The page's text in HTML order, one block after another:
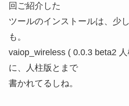
回ご紹介した
ツールのインストールは、少
も。
vaiop_wireless ( 0.0.3 beta2
に、人柱版とまで
書かれてるしね。